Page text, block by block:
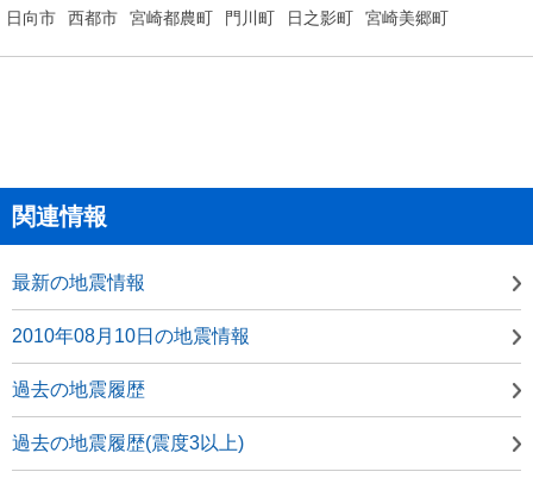
日向市 西都市 宮崎都農町 門川町 日之影町 宮崎美郷町
関連情報
最新の地震情報
2010年08月10日の地震情報
過去の地震履歴
過去の地震履歴(震度3以上)